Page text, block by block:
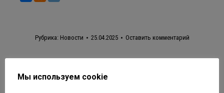
Рубрика: Новости 25.04.2025 Оставить комментарий
Навигация
Мы используем cookie